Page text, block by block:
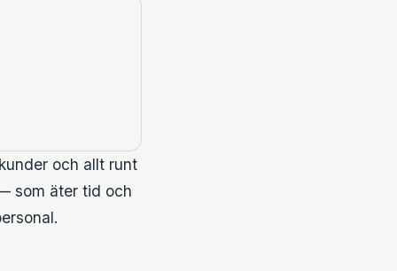
och allt runt
som äter tid och